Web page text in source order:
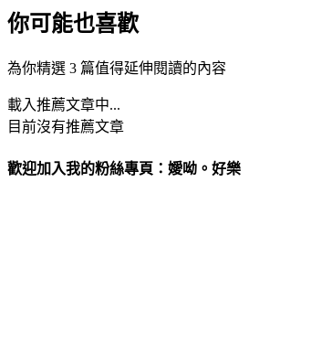
你可能也喜歡
為你精選 3 篇值得延伸閱讀的內容
載入推薦文章中...
目前沒有推薦文章
歡迎加入我的粉絲專頁：嬡呦。好樂